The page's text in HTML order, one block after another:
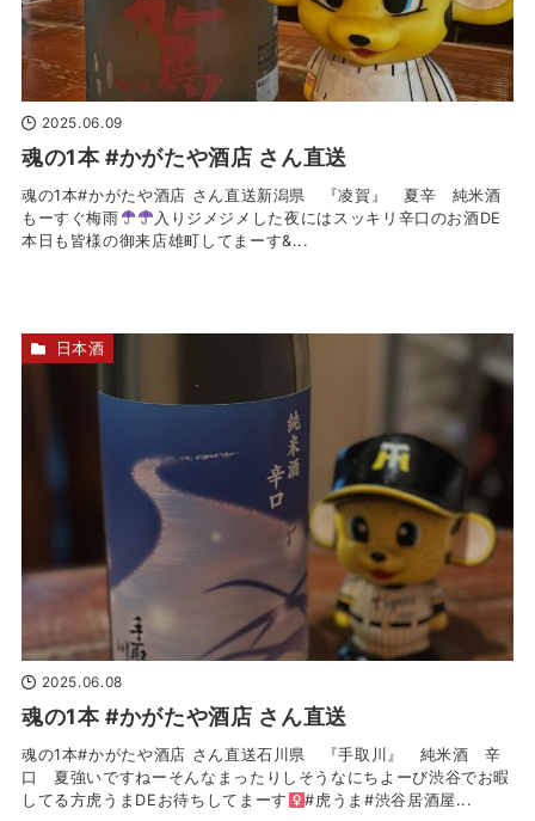
2025.06.09
魂の1本 #かがたや酒店 さん直送
魂の1本#かがたや酒店 さん直送新潟県 『凌賀』 夏辛 純米酒
もーすぐ梅雨
入りジメジメした夜にはスッキリ辛口のお酒DE
本日も皆様の御来店雄町してまーす‍&...
2025.06.08
魂の1本 #かがたや酒店 さん直送
魂の1本#かがたや酒店 さん直送石川県 『手取川』 純米酒 辛
口 夏強いですねー そんなまったりしそうなにちよーび渋谷でお暇
してる方虎うまDEお待ちしてまーす‍
#虎うま#渋谷居酒屋...
日本酒